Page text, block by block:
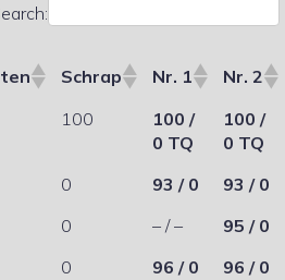
Schrap Nr. 1
Nr. 2
100
100 /
0 TQ
100 /
0 TQ
0 93 / 0
93 / 0
0 – / –
95 / 0
0 96 / 0
96 / 0